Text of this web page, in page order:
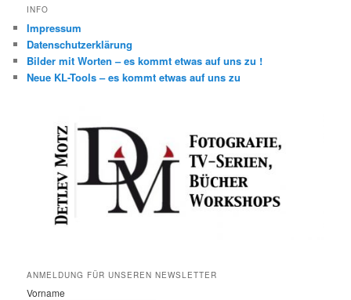
INFO
Impressum
Datenschutzerklärung
Bilder mit Worten – es kommt etwas auf uns zu !
Neue KL-Tools – es kommt etwas auf uns zu
ANMELDUNG FÜR UNSEREN NEWSLETTER
Vorname